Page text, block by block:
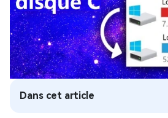
Dans cet article